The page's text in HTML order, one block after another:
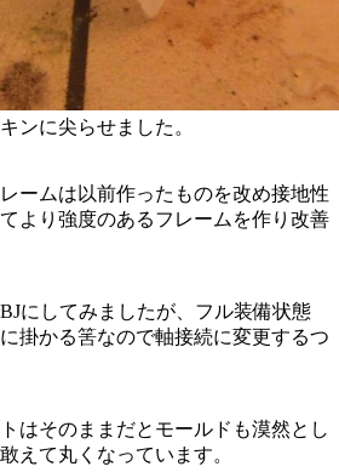
ンに尖らせました。
ームは以前作ったものを改め接地性
より強度のあるフレームを作り改善
にしてみましたが、フル装備状態
掛かる筈なので軸接続に変更するつ
はそのままだとモールドも漠然とし
えて丸くなっています。